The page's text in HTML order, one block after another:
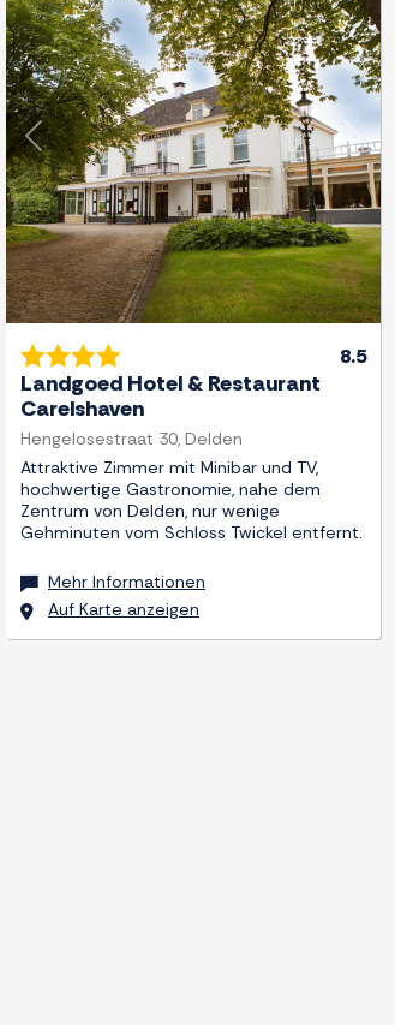
Zurück
8.5
Landgoed Hotel & Restaurant
Carelshaven
Hengelosestraat 30, Delden
Attraktive Zimmer mit Minibar und TV,
hochwertige Gastronomie, nahe dem
Zentrum von Delden, nur wenige
Gehminuten vom Schloss Twickel entfernt.
Mehr Informationen
Auf Karte anzeigen